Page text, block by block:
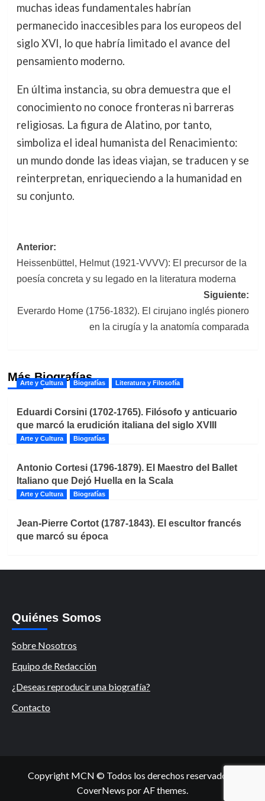
muchas ideas fundamentales habrían
permanecido inaccesibles para los europeos del
siglo XVI, lo que habría limitado el avance del
pensamiento moderno.
En última instancia, su obra demuestra que el
conocimiento no conoce fronteras ni barreras
religiosas. La figura de Alatino, por tanto,
simboliza el ideal humanista del Renacimiento:
un mundo donde las ideas viajan, se traducen y se
reinterpretan, enriqueciendo a la humanidad en
su conjunto.
Navegación
de
entradas
Anterior:
Heissenbüttel, Helmut (1921-VVVV): El precursor de la
poesía concreta y su legado en la literatura moderna
Siguiente:
Everardo Home (1756-1832). El cirujano inglés pionero
en la cirugía y la anatomía comparada
Más Biografías
Arte y Cultura Biografías Literatura y Filosofía
Eduardi Corsini (1702-1765). Filósofo y anticuario
que marcó la erudición italiana del siglo XVIII
Arte y Cultura Biografías
Antonio Cortesi (1796-1879). El Maestro del Ballet
Italiano que Dejó Huella en la Scala
Arte y Cultura Biografías
Jean-Pierre Cortot (1787-1843). El escultor francés
que marcó su época
Quiénes Somos
Sobre Nosotros
Equipo de Redacción
¿Deseas reproducir una biografía?
Contacto
Copyright MCN © Todos los derechos reservados.
CoverNews por AF themes.